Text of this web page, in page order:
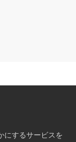
にするサービスを